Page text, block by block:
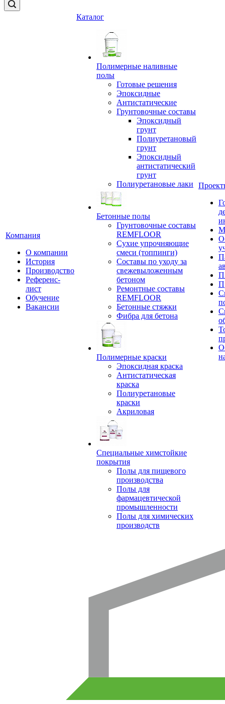
Компания
О компании
История
Производство
Референс-
лист
Обучение
Вакансии
Каталог
Полимерные наливные
полы
Готовые решения
Эпоксидные
Антистатические
Грунтовочные составы
Эпоксидный
грунт
Полиуретановый
грунт
Эпоксидный
антистатический
грунт
Полиуретановые лаки
Бетонные полы
Грунтовочные составы
REMFLOOR
Сухие упрочняющие
смеси (топпинги)
Составы по уходу за
свежевыложенным
бетоном
Ремонтные составы
REMFLOOR
Бетонные стяжки
Фибра для бетона
Полимерные краски
Эпоксидная краска
Антистатическая
краска
Полиуретановые
краски
Акриловая
Специальные химстойкие
покрытия
Полы для пищевого
производства
Полы для
фармацевтической
промышленности
Полы для химических
производств